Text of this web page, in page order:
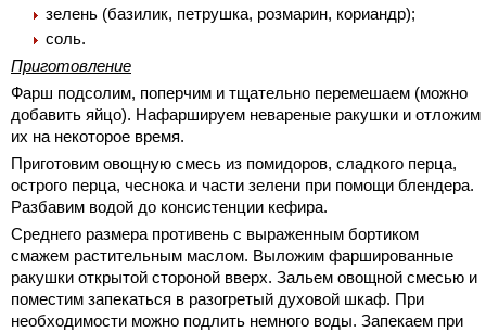
зелень (базилик, петрушка, розмарин, кориандр);
соль.
Приготовление
Фарш подсолим, поперчим и тщательно перемешаем (можно
добавить яйцо). Нафаршируем невареные ракушки и отложим
их на некоторое время.
Приготовим овощную смесь из помидоров, сладкого перца,
острого перца, чеснока и части зелени при помощи блендера.
Разбавим водой до консистенции кефира.
Среднего размера противень с выраженным бортиком
смажем растительным маслом. Выложим фаршированные
ракушки открытой стороной вверх. Зальем овощной смесью и
поместим запекаться в разогретый духовой шкаф. При
необходимости можно подлить немного воды. Запекаем при